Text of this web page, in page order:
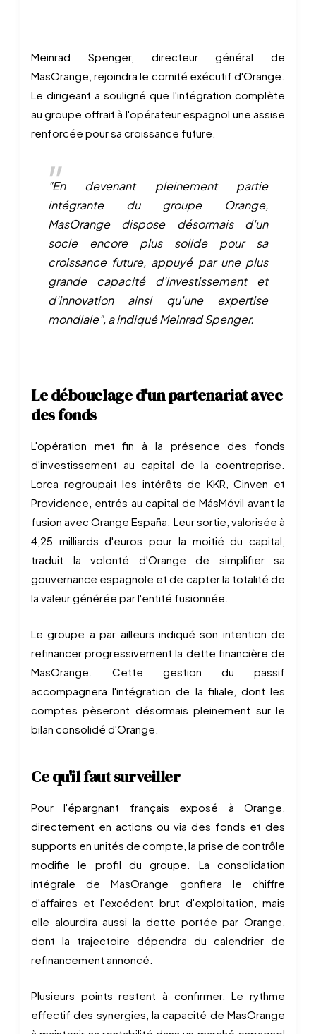
Meinrad Spenger, directeur général de
MasOrange, rejoindra le comité exécutif d'Orange.
Le dirigeant a souligné que l'intégration complète
au groupe offrait à l'opérateur espagnol une assise
renforcée pour sa croissance future.
"En devenant pleinement partie
intégrante du groupe Orange,
MasOrange dispose désormais d'un
socle encore plus solide pour sa
croissance future, appuyé par une plus
grande capacité d'investissement et
d'innovation ainsi qu'une expertise
mondiale", a indiqué Meinrad Spenger.
Le débouclage d'un partenariat avec
des fonds
L'opération met fin à la présence des fonds
d'investissement au capital de la coentreprise.
Lorca regroupait les intérêts de KKR, Cinven et
Providence, entrés au capital de MásMóvil avant la
fusion avec Orange España. Leur sortie, valorisée à
4,25 milliards d'euros pour la moitié du capital,
traduit la volonté d'Orange de simplifier sa
gouvernance espagnole et de capter la totalité de
la valeur générée par l'entité fusionnée.
Le groupe a par ailleurs indiqué son intention de
refinancer progressivement la dette financière de
MasOrange. Cette gestion du passif
accompagnera l'intégration de la filiale, dont les
comptes pèseront désormais pleinement sur le
bilan consolidé d'Orange.
Ce qu'il faut surveiller
Pour l'épargnant français exposé à Orange,
directement en actions ou via des fonds et des
supports en unités de compte, la prise de contrôle
modifie le profil du groupe. La consolidation
intégrale de MasOrange gonflera le chiffre
d'affaires et l'excédent brut d'exploitation, mais
elle alourdira aussi la dette portée par Orange,
dont la trajectoire dépendra du calendrier de
refinancement annoncé.
Plusieurs points restent à confirmer. Le rythme
effectif des synergies, la capacité de MasOrange